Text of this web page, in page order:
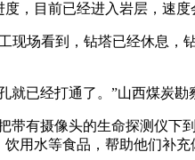
，目前已经进入岩层，速度
现场看到，钻塔已经休息
就已经打通了。”山西煤炭
带有摄像头的生命探测仪下
用水等食品，帮助他们补充